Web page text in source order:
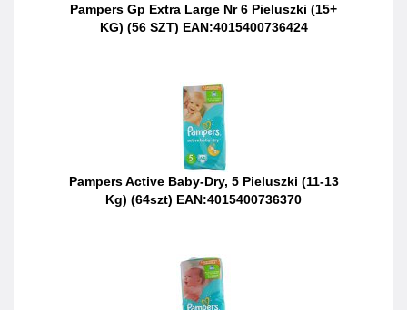
Pampers Gp Extra Large Nr 6 Pieluszki (15+
KG) (56 SZT) EAN:4015400736424
Pampers Active Baby-Dry, 5 Pieluszki (11-13
Kg) (64szt) EAN:4015400736370